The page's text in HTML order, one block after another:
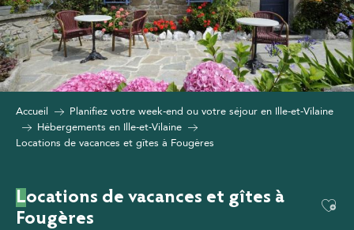
Accueil
Planifiez votre week-end ou votre séjour en Ille-et-Vilaine
Hébergements en Ille-et-Vilaine
Locations de vacances et gîtes à Fougères
Locations de vacances et gîtes à
Fougères